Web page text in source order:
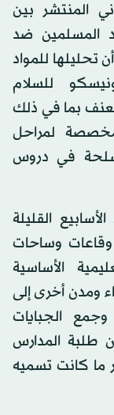
المنتشر بين
المسلمين ضد
تحليلها للمواد
للسلام
بما في ذلك
لمراحل
في دروس
القليلة
وساحات
الأساسية
ومدن أخرى إلى
وجمع الجبايات
طلبة المدارس
ما كانت تسميه